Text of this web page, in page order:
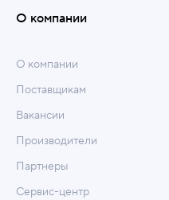
О компании
О компании
Поставщикам
Вакансии
Производители
Партнеры
Сервис-центр